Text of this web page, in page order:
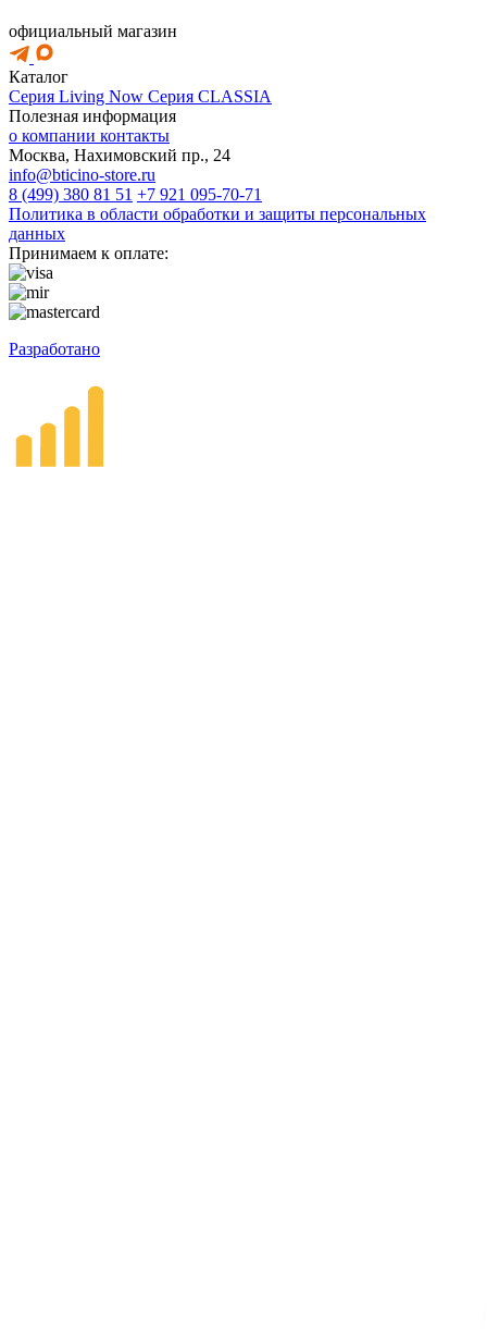
официальный магазин
Каталог
Серия Living Now Серия CLASSIA
Полезная информация
о компании контакты
Москва, Нахимовский пр., 24
info@bticino-store.ru
8 (499) 380 81 51 +7 921 095-70-71
Политика в области обработки и защиты персональных
данных
Принимаем к оплате:
Разработано